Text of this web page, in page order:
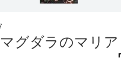
グダラのマリ